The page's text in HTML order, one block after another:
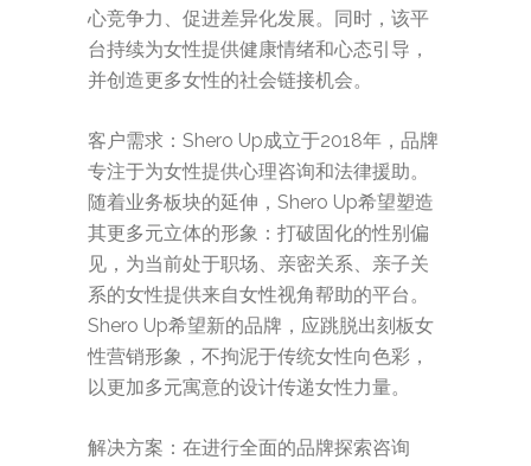
心竞争力、促进差异化发展。同时，该平
台持续为女性提供健康情绪和心态引导，
并创造更多女性的社会链接机会。
客户需求：Shero Up成立于2018年，品牌
专注于为女性提供心理咨询和法律援助。
随着业务板块的延伸，Shero Up希望塑造
其更多元立体的形象：打破固化的性别偏
见，为当前处于职场、亲密关系、亲子关
系的女性提供来自女性视角帮助的平台。
Shero Up希望新的品牌，应跳脱出刻板女
性营销形象，不拘泥于传统女性向色彩，
以更加多元寓意的设计传递女性力量。
解决方案：在进行全面的品牌探索咨询